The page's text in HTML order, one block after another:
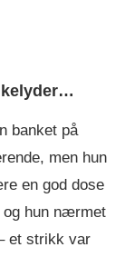
banket på
men hun
en god dose
og hun nærmet
et strikk var